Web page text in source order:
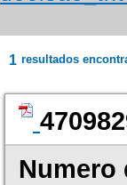
1 resultados
Numero